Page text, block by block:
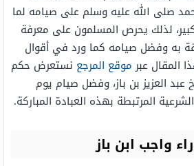
صلى الله عليه وسلم على صيامه لما
لذلك يحرص المسلمون على معرفة
به وفضل صيامه كما ورد في أقوال
المقال عبرموقع المرجع نستعرض حكم
عبد العزيز بن باز، وفضل صيام يوم
المرتبطة بهذه العبادة المباركة.
واجب ابن باز